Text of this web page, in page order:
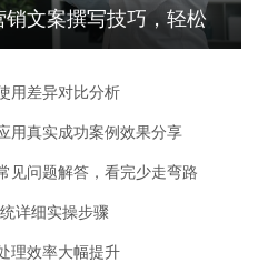
文案撰写技巧，轻松
用差异对比分析
用真实成功案例效果分享
见问题解答，看完少走弯路
详细实操步骤
理效率大幅提升